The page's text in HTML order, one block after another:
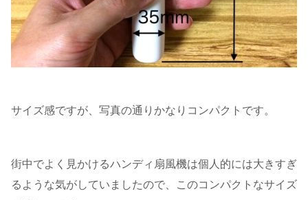
サイズ感ですが、写真の通りかなりコンパクトです。
街中でよく見かけるハンディ扇風機は個人的には大きすぎ
るような気がしていましたので、このコンパクトなサイズ